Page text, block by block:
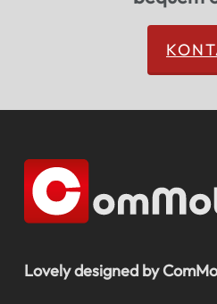
Lovely designed by